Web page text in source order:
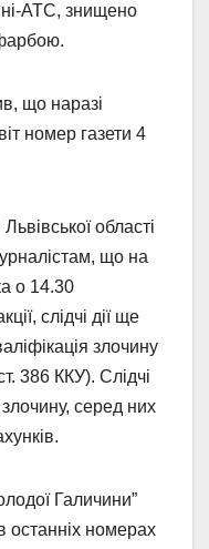
АТС, знищено
що наразі
номер газети 4
області
що на
о 14.30
слідчі дії ще
злочину
386 ККУ). Слідчі
серед них
Галичини”
останніх номерах